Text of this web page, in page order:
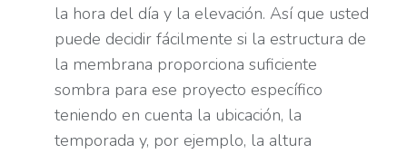
la hora del día y la elevación. Así que usted
puede decidir fácilmente si la estructura de
la membrana proporciona suficiente
sombra para ese proyecto específico
teniendo en cuenta la ubicación, la
temporada y, por ejemplo, la altura